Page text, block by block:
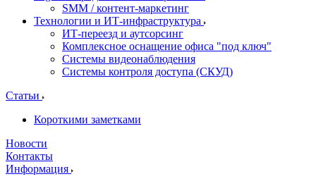
SMM / контент-маркетинг
Технологии и ИТ-инфраструктура
ИТ-переезд и аутсорсинг
Комплексное оснащение офиса "под ключ"
Системы видеонаблюдения
Системы контроля доступа (СКУД)
Статьи
Короткими заметками
Новости
Контакты
Информация